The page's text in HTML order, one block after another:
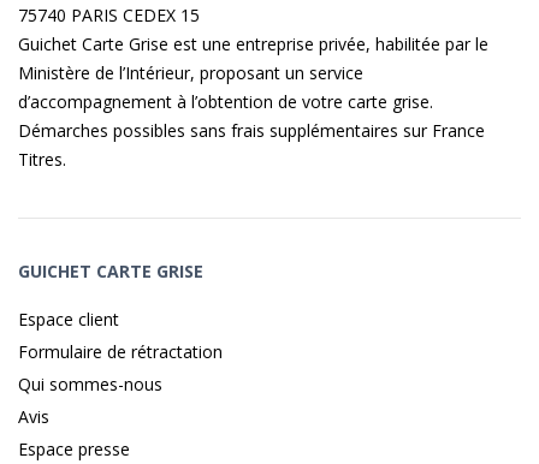
75740 PARIS CEDEX 15
Guichet Carte Grise est une entreprise privée, habilitée par le
Ministère de l’Intérieur, proposant un service
d’accompagnement à l’obtention de votre carte grise.
Démarches possibles sans frais supplémentaires sur France
Titres.
GUICHET CARTE GRISE
Espace client
Formulaire de rétractation
Qui sommes-nous
Avis
Espace presse